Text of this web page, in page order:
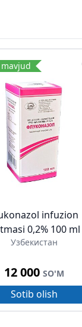
infuzion
0,2% 100 ml
Узбекистан
12 000SO'M
Sotib olish